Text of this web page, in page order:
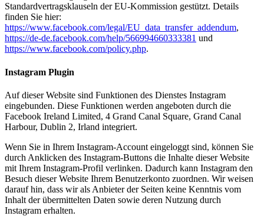
Standardvertragsklauseln der EU-Kommission gestützt. Details
finden Sie hier:
https://www.facebook.com/legal/EU_data_transfer_addendum,
https://de-de.facebook.com/help/566994660333381 und
https://www.facebook.com/policy.php.
Instagram Plugin
Auf dieser Website sind Funktionen des Dienstes Instagram
eingebunden. Diese Funktionen werden angeboten durch die
Facebook Ireland Limited, 4 Grand Canal Square, Grand Canal
Harbour, Dublin 2, Irland integriert.
Wenn Sie in Ihrem Instagram-Account eingeloggt sind, können Sie
durch Anklicken des Instagram-Buttons die Inhalte dieser Website
mit Ihrem Instagram-Profil verlinken. Dadurch kann Instagram den
Besuch dieser Website Ihrem Benutzerkonto zuordnen. Wir weisen
darauf hin, dass wir als Anbieter der Seiten keine Kenntnis vom
Inhalt der übermittelten Daten sowie deren Nutzung durch
Instagram erhalten.